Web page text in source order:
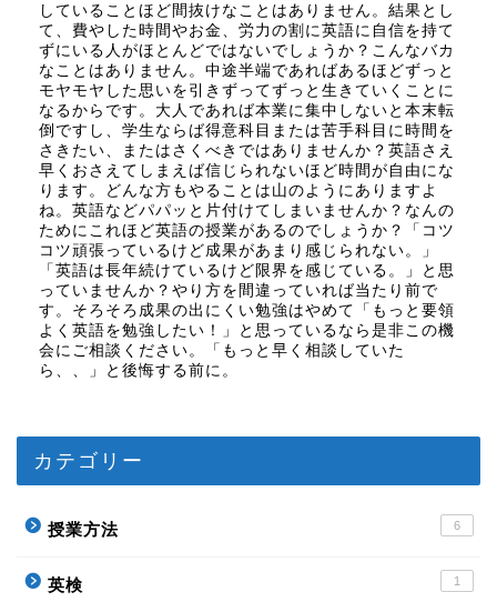
していることほど間抜けなことはありません。結果とし
て、費やした時間やお金、労力の割に英語に自信を持て
ずにいる人がほとんどではないでしょうか？こんなバカ
なことはありません。中途半端であればあるほどずっと
モヤモヤした思いを引きずってずっと生きていくことに
なるからです。大人であれば本業に集中しないと本末転
倒ですし、学生ならば得意科目または苦手科目に時間を
さきたい、またはさくべきではありませんか？英語さえ
早くおさえてしまえば信じられないほど時間が自由にな
ります。どんな方もやることは山のようにありますよ
ね。英語などパパッと片付けてしまいませんか？なんの
ためにこれほど英語の授業があるのでしょうか？「コツ
コツ頑張っているけど成果があまり感じられない。」
「英語は長年続けているけど限界を感じている。」と思
っていませんか？やり方を間違っていれば当たり前で
す。そろそろ成果の出にくい勉強はやめて「もっと要領
よく英語を勉強したい！」と思っているなら是非この機
会にご相談ください。「もっと早く相談していた
ら、、」と後悔する前に。
カテゴリー
授業方法 6
英検 1